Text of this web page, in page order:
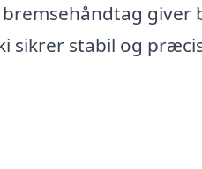
sikrer stabil og